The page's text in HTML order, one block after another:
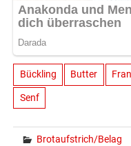
Bückling Butter
Senf
Brotaufstrich/Belag